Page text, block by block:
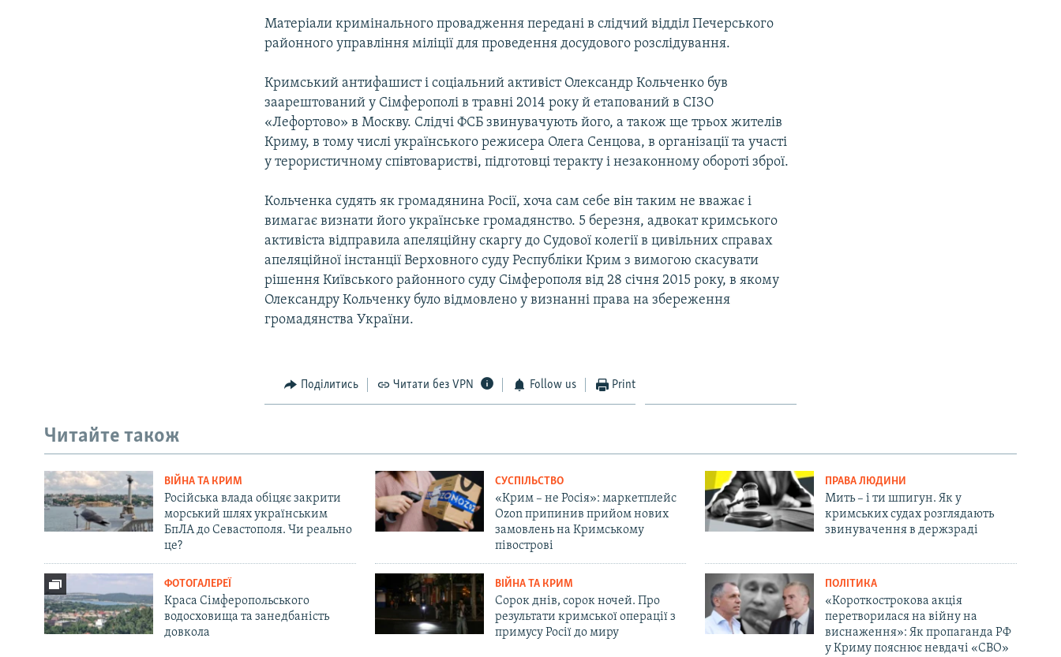
Матеріали кримінального провадження передані в слідчий відділ Печерського
районного управління міліції для проведення досудового розслідування.
Кримський антифашист і соціальний активіст Олександр Кольченко був
заарештований у Сімферополі в травні 2014 року й етапований в СІЗО
«Лефортово» в Москву. Слідчі ФСБ звинувачують його, а також ще трьох жителів
Криму, в тому числі українського режисера Олега Сенцова, в організації та участі
у терористичному співтоваристві, підготовці теракту і незаконному обороті зброї.
Кольченка судять як громадянина Росії, хоча сам себе він таким не вважає і
вимагає визнати його українське громадянство. 5 березня, адвокат кримського
активіста відправила апеляційну скаргу до Судової колегії в цивільних справах
апеляційної інстанції Верховного суду Республіки Крим з вимогою скасувати
рішення Київського районного суду Сімферополя від 28 січня 2015 року, в якому
Олександру Кольченку було відмовлено у визнанні права на збереження
громадянства України.
Поділитись Читати без VPN Follow us Print
Читайте також
ВІЙНА ТА КРИМ
Російська влада обіцяє закрити
морський шлях українським
БпЛА до Севастополя. Чи реально
це?
СУСПІЛЬСТВО
«Крим – не Росія»: маркетплейс
Ozon припинив прийом нових
замовлень на Кримському
півострові
ПРАВА ЛЮДИНИ
Мить – і ти шпигун. Як у
кримських судах розглядають
звинувачення в держзраді
ФОТОГАЛЕРЕЇ
Краса Сімферопольського
водосховища та занедбаність
довкола
ВІЙНА ТА КРИМ
Сорок днів, сорок ночей. Про
результати кримської операції з
примусу Росії до миру
ПОЛІТИКА
«Короткострокова акція
перетворилася на війну на
виснаження»: Як пропаганда РФ
у Криму пояснює невдачі «СВО»